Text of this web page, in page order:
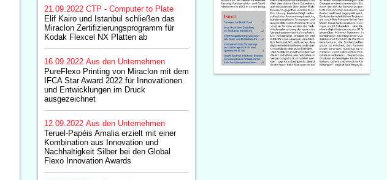
21.09.2022 CTP - Computer to Plate
Elif Kairo und Istanbul schließen das
Miraclon Zertifizierungsprogramm für
Kodak Flexcel NX Platten ab
16.09.2022 Aus den Unternehmen
PureFlexo Printing von Miraclon mit dem
IFCA Star Award 2022 für Innovationen
und Entwicklungen im Druck
ausgezeichnet
12.09.2022 Aus den Unternehmen
Teruel-Papéis Amalia erzielt mit einer
Kombination aus Innovation und
Nachhaltigkeit Silber bei den Global
Flexo Innovation Awards